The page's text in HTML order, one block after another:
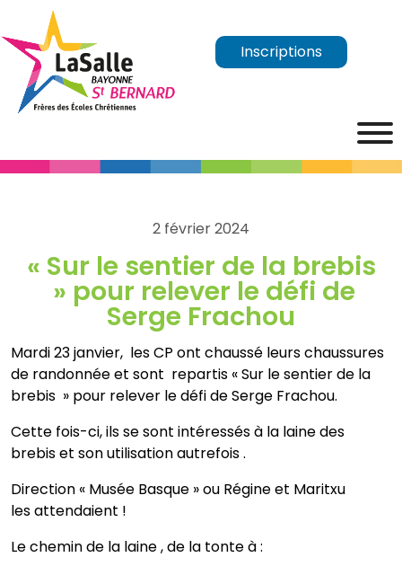
Inscriptions
2 février 2024
« Sur le sentier de la brebis
» pour relever le défi de
Serge Frachou
Mardi 23 janvier, les CP ont chaussé leurs chaussures
de randonnée et sont repartis « Sur le sentier de la
brebis » pour relever le défi de Serge Frachou.
Cette fois-ci, ils se sont intéressés à la laine des
brebis et son utilisation autrefois .
Direction « Musée Basque » ou Régine et Maritxu
les attendaient !
Le chemin de la laine , de la tonte à :